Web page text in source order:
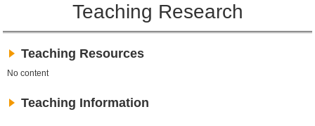
Teaching Research
Teaching Resources
No content
Teaching Information